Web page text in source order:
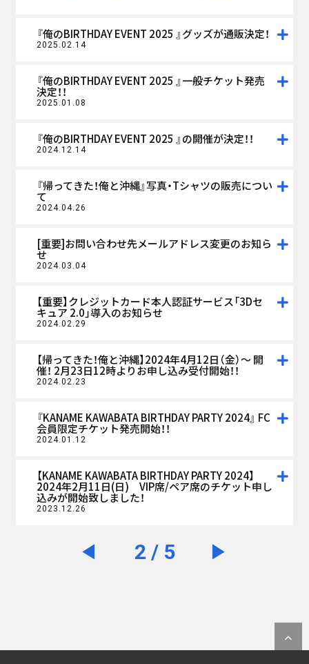
『俺のBIRTHDAY EVENT 2025 』グッズが通販決定！
2025.02.14
『俺のBIRTHDAY EVENT 2025 』一般チケット発売
決定！！
2025.01.08
『俺のBIRTHDAY EVENT 2025 』の開催が決定！！
2024.12.14
『帰ってきた！俺と沖縄』写真・Tシャツの販売につい
て
2024.04.26
[重要]お問い合わせ先メールアドレス変更のお知ら
せ
2024.03.04
【重要】クレジットカード本人認証サービス「3Dセ
キュア 2.0」導入のお知らせ
2024.02.29
【帰ってきた！俺と沖縄】2024年4月12日（金）〜 開
催！ 2月23日12時よりお申し込み受付開始！！
2024.02.23
『KANAME KAWABATA BIRTHDAY PARTY 2024』 FC
会員限定チケット発売開始！！
2024.01.12
【KANAME KAWABATA BIRTHDAY PARTY 2024】
2024年2月11日(日) VIP席/ペア席のチケット申し
込みが開始致しました！
2023.12.26
◀︎ 2 / 5 ▶︎